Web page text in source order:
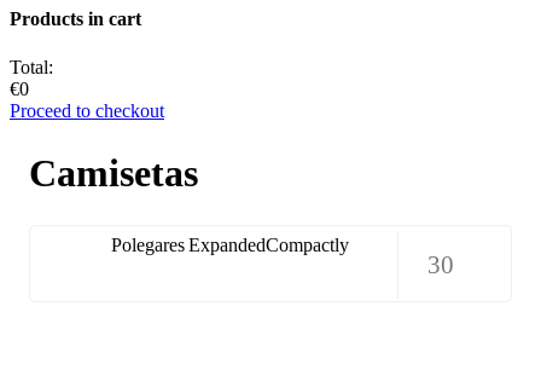
Products in cart
Total:
€0
Proceed to checkout
Camisetas
PolegaresExpandedCompactly
30